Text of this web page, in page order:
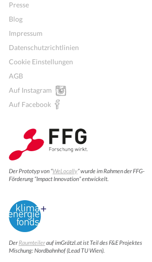
Mitglieder für Vereine,
Presse
Blog
Impressum
Datenschutzrichtlinien
Cookie Einstellungen
AGB
Auf Instagram
Auf Facebook
Der Prototyp von “WeLocally” wurde im Rahmen der FFG-
Förderung “Impact Innovation” entwickelt.
DerRaumteilerauf imGrätzl.at ist Teil des F&E Projektes
Mischung: Nordbahnhof (Lead TU Wien).